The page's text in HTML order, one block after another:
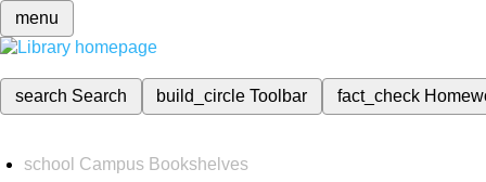
menu
search Search build_circleToolbar fact_check
school Campus Bookshelves